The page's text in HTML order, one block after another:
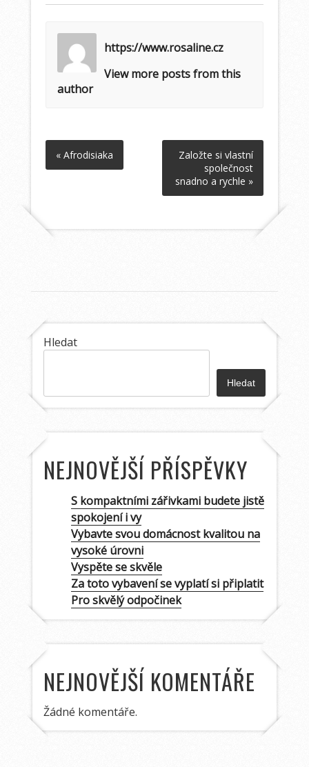
https://www.rosaline.cz
View more posts from this
author
« Afrodisiaka
Založte si vlastní
společnost
snadno a rychle »
Hledat
Hledat
NEJNOVĚJŠÍ PŘÍSPĚVKY
S kompaktními zářivkami budete jistě
spokojení i vy
Vybavte svou domácnost kvalitou na
vysoké úrovni
Vyspěte se skvěle
Za toto vybavení se vyplatí si připlatit
Pro skvělý odpočinek
NEJNOVĚJŠÍ KOMENTÁŘE
Žádné komentáře.